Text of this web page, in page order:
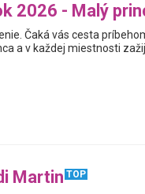
2026 - Malý
Čaká vás cesta
a v každej miestnosti
Martin TOP